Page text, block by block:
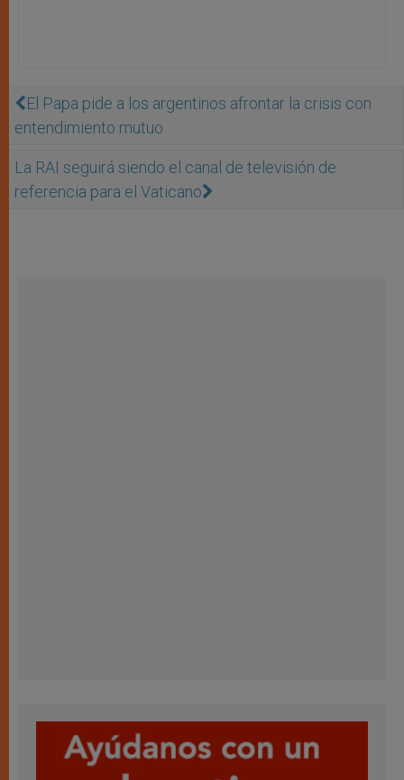
El Papa pide a los argentinos afrontar la crisis con
entendimiento mutuo
La RAI seguirá siendo el canal de televisión de
referencia para el Vaticano